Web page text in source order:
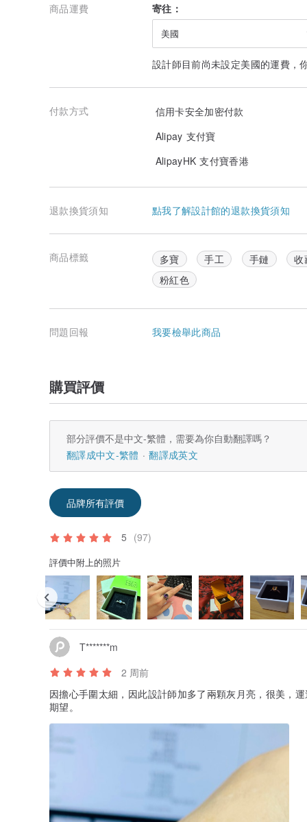
商品運費 寄往：
美國
設計師目前尚未設定美國的運費，
付款方式
信用卡安全加密付款
Alipay 支付寶
AlipayHK 支付寶香港
退款換貨須知 點我了解設計館的退款換貨須知
商品標籤 多寶 手工 手鏈
收
粉紅色
問題回報 我要檢舉此商品
購買評價
部分評價不是中文-繁體，需要為你自動翻譯嗎？
翻譯成中文-繁體
翻譯成英文
品牌所有評價
5 (97)
評價中附上的照片
T*******m
2 周前
因擔心手圍太細，因此設計師加多了兩顆灰月亮，很美，
期望。